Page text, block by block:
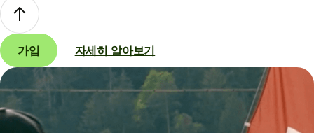
가입 자세히 알아보기